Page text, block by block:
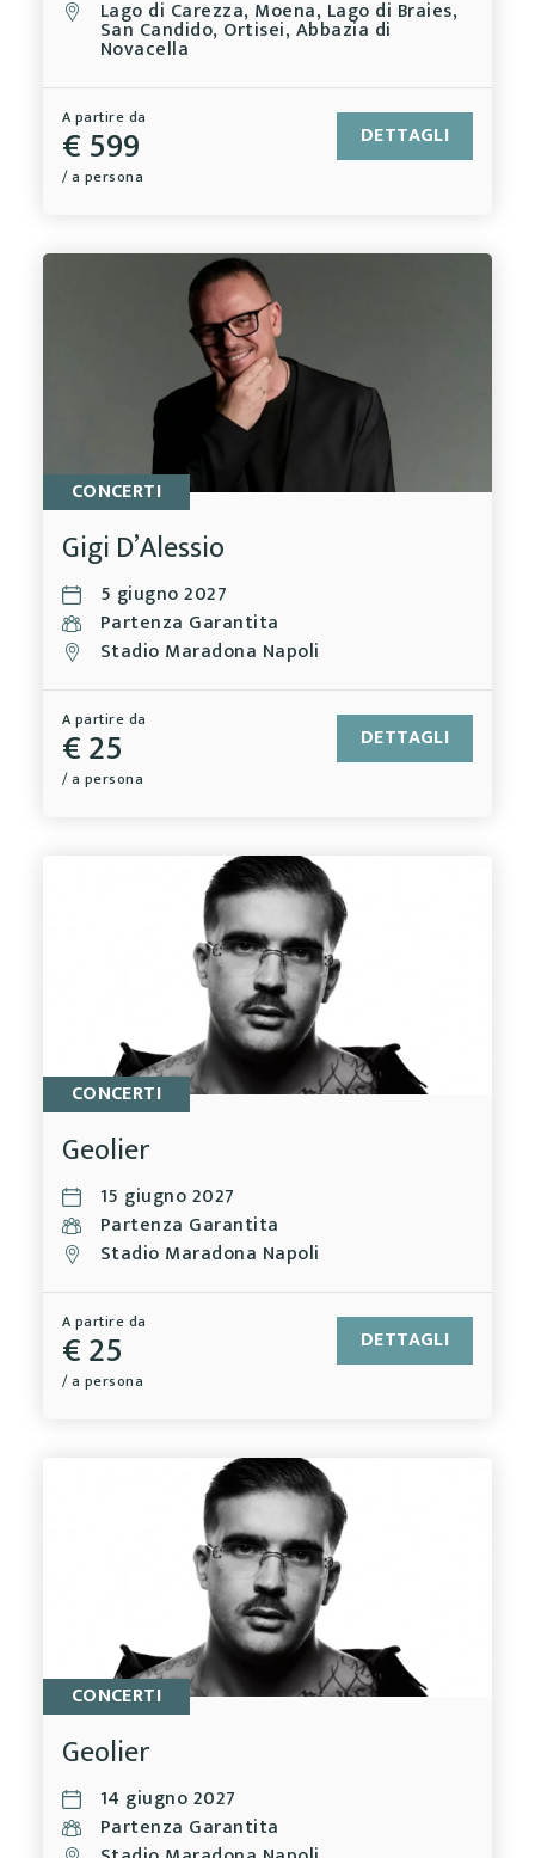
Lago di Carezza, Moena, Lago di Braies,
San Candido, Ortisei, Abbazia di
Novacella
A partire da
€ 599
/ a persona
DETTAGLI
CONCERTI
Gigi D’Alessio
5 giugno 2027
Partenza Garantita
Stadio Maradona Napoli
A partire da
€ 25
/ a persona
DETTAGLI
CONCERTI
Geolier
15 giugno 2027
Partenza Garantita
Stadio Maradona Napoli
A partire da
€ 25
/ a persona
DETTAGLI
CONCERTI
Geolier
14 giugno 2027
Partenza Garantita